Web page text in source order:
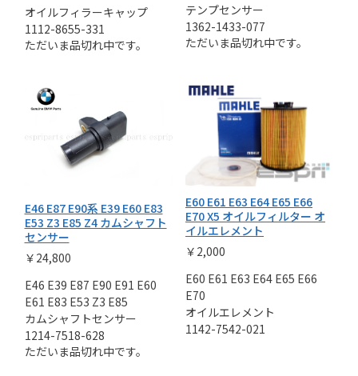
オイルフィラーキャップ
1112-8655-331
ただいま品切れ中です。
テンプセンサー
1362-1433-077
ただいま品切れ中です。
E46 E87 E90系 E39 E60 E83
E53 Z3 E85 Z4 カムシャフト
センサー
￥24,800
E46 E39 E87 E90 E91 E60
E61 E83 E53 Z3 E85
カムシャフトセンサー
1214-7518-628
ただいま品切れ中です。
E60 E61 E63 E64 E65 E66
E70 X5 オイルフィルター オ
イルエレメント
￥2,000
E60 E61 E63 E64 E65 E66
E70
オイルエレメント
1142-7542-021